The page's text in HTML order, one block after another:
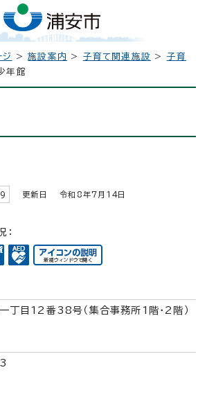
ジ >施設案内 > 子育て関連施設 > 子育
年館
更新日 令和8年7月 14日
：
丁目12番38号（集合事務所1階・2階）